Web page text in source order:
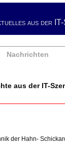
aus der IT-
Nachrichten
aus der IT-
der Hahn-